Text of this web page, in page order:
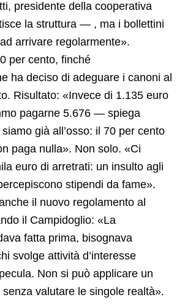
presidente della cooperativa
la struttura — , ma i bollettini
arrivare regolarmente».
per cento, finché
ha deciso di adeguare i canoni al
Risultato: «Invece di 1.135 euro
pagarne 5.676 — spiega
già all’osso: il 70 per cento
paga nulla». Non solo. «Ci
euro di arretrati: un insulto agli
stipendi da fame».
il nuovo regolamento al
il Campidoglio: «La
fatta prima, bisognava
svolge attività d’interesse
Non si può applicare un
valutare le singole realtà».